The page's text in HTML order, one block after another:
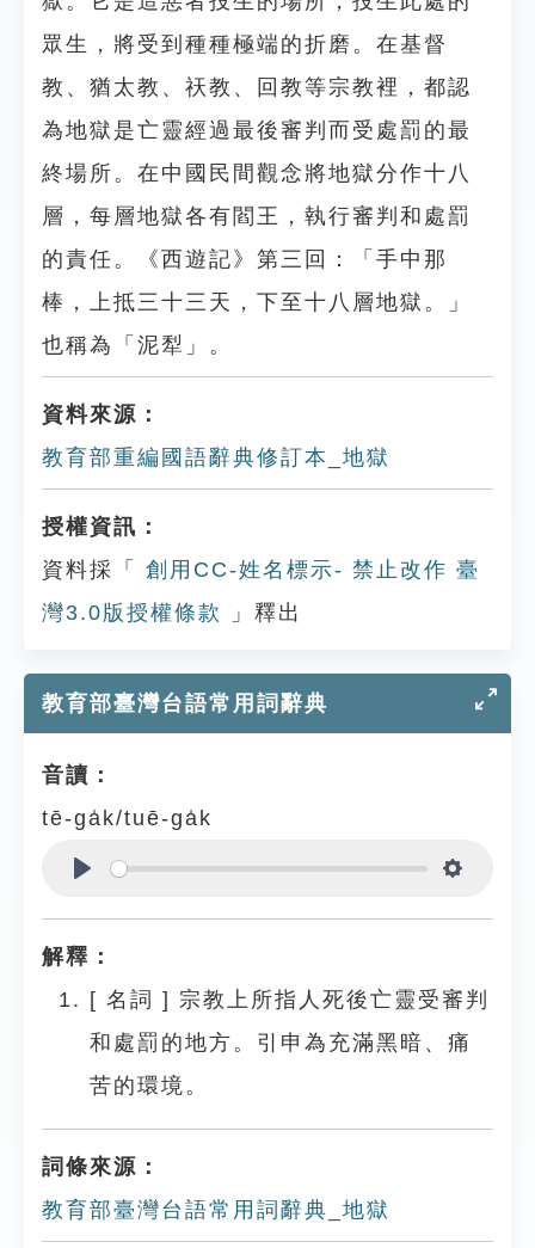
眾生，將受到種種極端的折磨。在基督
教、猶太教、祆教、回教等宗教裡，都認
為地獄是亡靈經過最後審判而受處罰的最
終場所。在中國民間觀念將地獄分作十八
層，每層地獄各有閻王，執行審判和處罰
的責任。《西遊記》第三回：「手中那
棒，上抵三十三天，下至十八層地獄。」
也稱為「泥犁」。
資料來源：
教育部重編國語辭典修訂本_地獄
授權資訊：
資料採「
創用CC-姓名標示- 禁止改作 臺
灣3.0版授權條款
」釋出
教育部臺灣台語常用詞辭典
音讀：
tē-ga̍k/tuē-ga̍k
解釋：
[ 名詞 ] 宗教上所指人死後亡靈受審判
和處罰的地方。引申為充滿黑暗、痛
苦的環境。
詞條來源：
教育部臺灣台語常用詞辭典_地獄